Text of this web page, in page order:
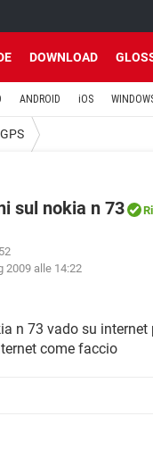
DOWNLOAD
ANDROID iOS
sul nokia n 73
2009 alle 14:22
n 73 vado su internet
come faccio